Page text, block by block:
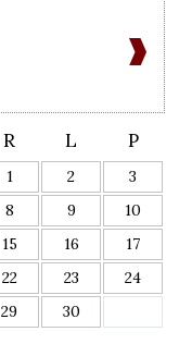
R L P
1 2
3
8 9
10
15 16
17
22 23
24
29 30